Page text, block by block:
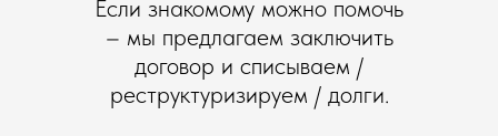
Если знакомому можно помочь
– мы предлагаем заключить
договор и списываем /
реструктуризируем / долги.